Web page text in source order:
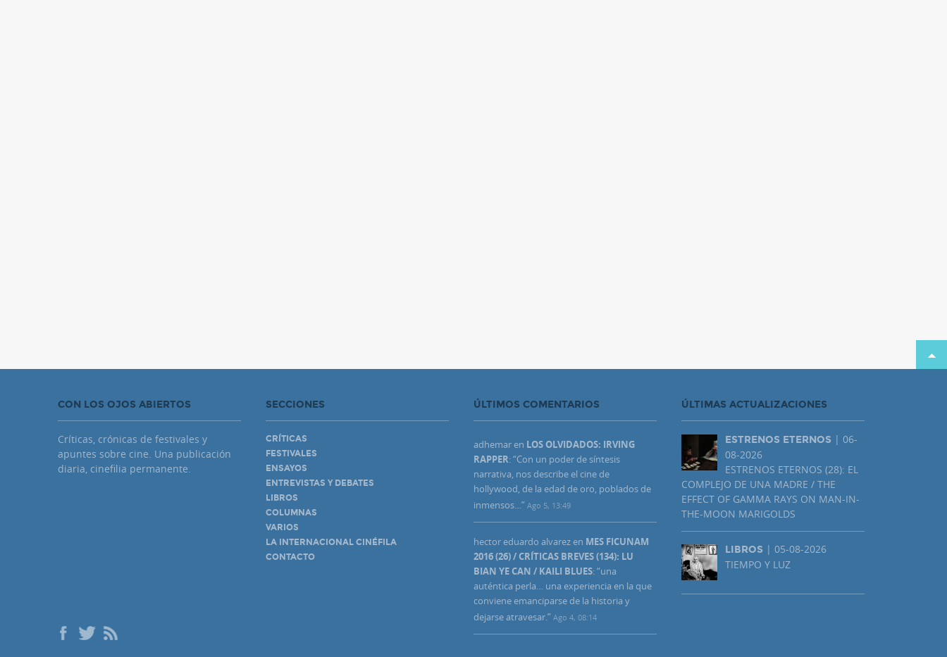
CON LOS OJOS ABIERTOS
Críticas, crónicas de festivales y
apuntes sobre cine. Una publicación
diaria, cinefilia permanente.
SECCIONES
CRÍTICAS
FESTIVALES
ENSAYOS
ENTREVISTAS Y DEBATES
LIBROS
COLUMNAS
VARIOS
LA INTERNACIONAL CINÉFILA
CONTACTO
ÚLTIMOS COMENTARIOS
adhemaren LOS OLVIDADOS: IRVING
RAPPER: “Con un poder de síntesis
narrativa, nos describe el cine de
hollywood, de la edad de oro, poblados de
inmensos…” Ago 5, 13:49
hector eduardo alvarezen MES FICUNAM
2016 (26) / CRÍTICAS BREVES (134): LU
BIAN YE CAN / KAILI BLUES: “una
auténtica perla… una experiencia en la que
conviene emanciparse de la historia y
dejarse atravesar.” Ago 4, 08:14
ÚLTIMAS ACTUALIZACIONES
ESTRENOS ETERNOS | 06-
08-2026
ESTRENOS ETERNOS (28): EL
COMPLEJO DE UNA MADRE / THE
EFFECT OF GAMMA RAYS ON MAN-IN-
THE-MOON MARIGOLDS
LIBROS | 05-08-2026
TIEMPO Y LUZ